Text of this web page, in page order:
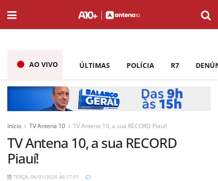
AO VIVO ÚLTIMAS POLÍCIA R7
Início TV Antena 10 TV Antena 10, a sua RECORD Piauí!
TV Antena 10, a sua RECORD
Piauí!
TERÇA, 06/01/2026 ÀS 17:01